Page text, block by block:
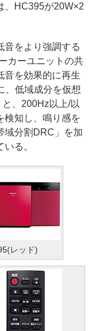
、HC395が20W×2
をより強調する
カーユニットの共
音を効果的に再生
、低域成分を仮想
、200Hz以上/以
検知し、鳴り感を
域分割DRC」を加
る。
レッド)